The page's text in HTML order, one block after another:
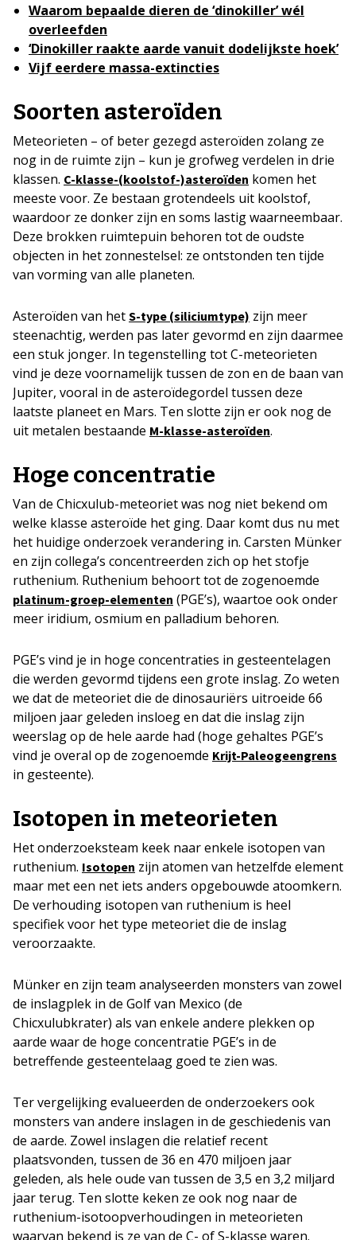
Waarom bepaalde dieren de ‘dinokiller’ wél
overleefden
‘Dinokiller raakte aarde vanuit dodelijkste hoek’
Vijf eerdere massa-extincties
Soorten asteroïden
Meteorieten – of beter gezegd asteroïden zolang ze
nog in de ruimte zijn – kun je grofweg verdelen in drie
klassen. C-klasse-(koolstof-)asteroïden komen het
meeste voor. Ze bestaan grotendeels uit koolstof,
waardoor ze donker zijn en soms lastig waarneembaar.
Deze brokken ruimtepuin behoren tot de oudste
objecten in het zonnestelsel: ze ontstonden ten tijde
van vorming van alle planeten.
Asteroïden van het S-type (siliciumtype) zijn meer
steenachtig, werden pas later gevormd en zijn daarmee
een stuk jonger. In tegenstelling tot C-meteorieten
vind je deze voornamelijk tussen de zon en de baan van
Jupiter, vooral in de asteroïdegordel tussen deze
laatste planeet en Mars. Ten slotte zijn er ook nog de
uit metalen bestaande M-klasse-asteroïden.
Hoge concentratie
Van de Chicxulub-meteoriet was nog niet bekend om
welke klasse asteroïde het ging. Daar komt dus nu met
het huidige onderzoek verandering in. Carsten Münker
en zijn collega’s concentreerden zich op het stofje
ruthenium. Ruthenium behoort tot de zogenoemde
platinum-groep-elementen (PGE’s), waartoe ook onder
meer iridium, osmium en palladium behoren.
PGE’s vind je in hoge concentraties in gesteentelagen
die werden gevormd tijdens een grote inslag. Zo weten
we dat de meteoriet die de dinosauriërs uitroeide 66
miljoen jaar geleden insloeg en dat die inslag zijn
weerslag op de hele aarde had (hoge gehaltes PGE’s
vind je overal op de zogenoemde Krijt-Paleogeengrens
in gesteente).
Isotopen in meteorieten
Het onderzoeksteam keek naar enkele isotopen van
ruthenium. Isotopen zijn atomen van hetzelfde element
maar met een net iets anders opgebouwde atoomkern.
De verhouding isotopen van ruthenium is heel
specifiek voor het type meteoriet die de inslag
veroorzaakte.
Münker en zijn team analyseerden monsters van zowel
de inslagplek in de Golf van Mexico (de
Chicxulubkrater) als van enkele andere plekken op
aarde waar de hoge concentratie PGE’s in de
betreffende gesteentelaag goed te zien was.
Ter vergelijking evalueerden de onderzoekers ook
monsters van andere inslagen in de geschiedenis van
de aarde. Zowel inslagen die relatief recent
plaatsvonden, tussen de 36 en 470 miljoen jaar
geleden, als hele oude van tussen de 3,5 en 3,2 miljard
jaar terug. Ten slotte keken ze ook nog naar de
ruthenium-isotoopverhoudingen in meteorieten
waarvan bekend is ze van de C- of S-klasse waren.